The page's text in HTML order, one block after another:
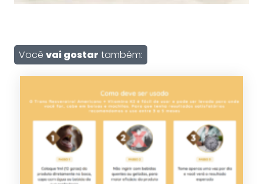
Você vai gostar também: